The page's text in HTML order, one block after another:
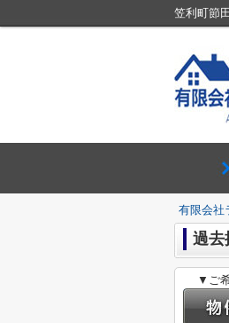
笠利町節
有限会社
過
▼ご